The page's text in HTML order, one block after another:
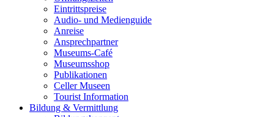
Eintrittspreise
Audio- und Medienguide
Anreise
Ansprechpartner
Museums-Café
Museumsshop
Publikationen
Celler Museen
Tourist Information
Bildung & Vermittlung